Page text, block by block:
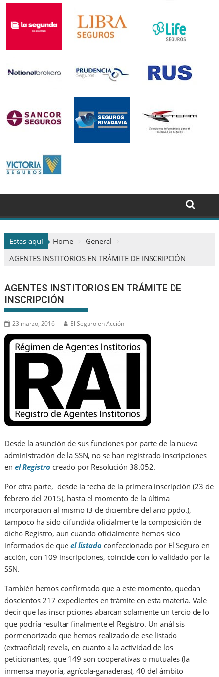
Estas aquí Home
General
AGENTES INSTITORIOS EN TRÁMITE DE INSCRIPCIÓN
AGENTES INSTITORIOS EN TRÁMITE DE
INSCRIPCIÓN
23 marzo, 2016 El Seguro en Acción
Desde la asunción de sus funciones por parte de la nueva
administración de la SSN, no se han registrado inscripciones
enel Registro creado por Resolución 38.052.
Por otra parte, desde la fecha de la primera inscripción (23 de
febrero del 2015), hasta el momento de la última
incorporación al mismo (3 de diciembre del año ppdo.),
tampoco ha sido difundida oficialmente la composición de
dicho Registro, aun cuando oficialmente hemos sido
informados de queel listado confeccionado por El Seguro en
acción, con 109 inscripciones, coincide con lo validado por la
SSN.
También hemos confirmado que a este momento, quedan
doscientos 217 expedientes en trámite en esta materia. Vale
decir que las inscripciones abarcan solamente un tercio de lo
que podría resultar finalmente el Registro. Un análisis
pormenorizado que hemos realizado de ese listado
(extraoficial) revela, en cuanto a la actividad de los
peticionantes, que 149 son cooperativas o mutuales (la
inmensa mayoría, agrícola-ganaderas), 40 del ámbito